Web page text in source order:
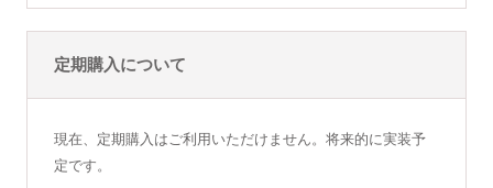
定期購入について
現在、定期購入はご利用いただけません。将来的に実装予
定です。